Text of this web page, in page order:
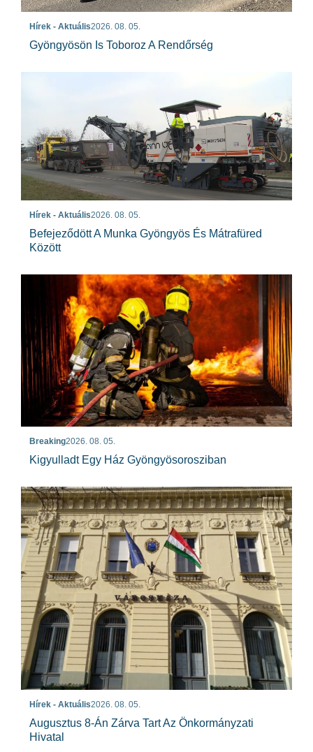
Hírek - Aktuális2026. 08. 05.
Gyöngyösön Is Toboroz A Rendőrség
Hírek - Aktuális2026. 08. 05.
Befejeződött A Munka Gyöngyös És Mátrafüred
Között
Breaking2026. 08. 05.
Kigyulladt Egy Ház Gyöngyösorosziban
Hírek - Aktuális2026. 08. 05.
Augusztus 8-Án Zárva Tart Az Önkormányzati
Hivatal